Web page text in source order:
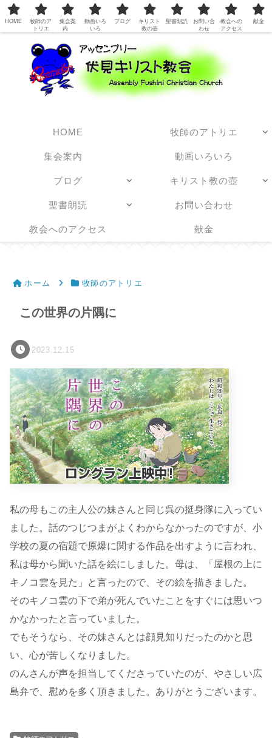
日本アッセンブリーズ・オブ・ゴッド教団
HOME 牧師のアトリエ
集会案内 動画いろいろ
ブログ キリスト教の壺
聖書朗読 お問い合わせ
教会へのアクセス 献金
ホーム 牧師のアトリエ
この世界の片隅に
2023.12.15
私の母もこの主人公の妹さんと同じ呉の挺身隊に入ってい
ました。話のつじつまがよくわからなかったのですが、小
学校の夏の宿題で原爆に関する作品を出すように言われ、
私は母から聞いた話を絵にしました。母は、「屋根の上に
キノコ雲を見た」と言ったので、その絵を描きました。
そのキノコ雲の下で弟が死んでいたことをすぐには思いつ
かなかったと言っていました。
でもそうなら、その妹さんとは顔見知りだったのかと思
い、心が苦しくなりました。
のんさんが声を担当してくださっていたのが、やさしい広
島弁で、慰めを多く頂きました。ありがとうございます。
HOME
牧師のア
トリエ
集会案
内
動画いろ
いろ
ブログ
キリスト
教の壺
聖書朗読
お問い合
わせ
教会への
アクセス
献金